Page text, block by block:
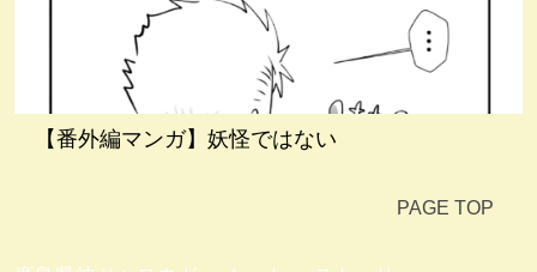
【番外編マンガ】妖怪ではない
PAGE TOP